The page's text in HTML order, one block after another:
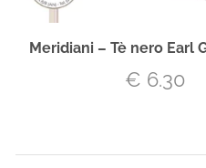
Meridiani – Tè nero Earl
€ 6.30